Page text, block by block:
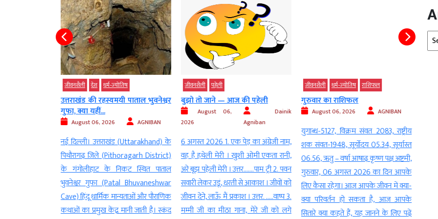
जीवनशैली देश धर्म-ज्‍योतिष
उत्तराखंड की रहस्यमयी पाताल भुवनेश्वर
गुफा, क्या यहीं...
August 06, 2026 AGNIBAN
नई दिल्ली। उत्तराखंड (Uttarakhand) के
पिथौरागढ़ जिले (Pithoragarh District)
के गंगोलीहाट के निकट स्थित पाताल
भुवनेश्वर गुफा (Patal Bhuvaneshwar
Cave) हिंदू धार्मिक मान्यताओं और पौराणिक
कथाओं का प्रमुख केंद्र मानी जाती है। स्कंद
जीवनशैली पहेली
बुझो तो जाने — आज की पहेली
August 06,
2026
Dainik
Agniban
6 अगस्त 2026 1. एक पेड़ का अंग्रेजी नाम,
वह है हथेली मेरी । खुशी ओमी एकता रानी,
अरे बूझ पहेली मेरी । उत्तर…….पाम ट्री 2. पवन
सवारी लेकर उडूं, धरती से आकाश । जीवों को
जीवन देने, लाऊँ मैं प्रकाश । उत्तर. …..वाष्प 3.
मम्मी जी का मीठा गाना, मेरे जी को लगे
जीवनशैली धर्म-ज्‍योतिष राशिफल
गुरुवार का राशिफल
August 06, 2026 AGNIBAN
युगाब्ध-5127, विक्रम संवत 2083, राष्ट्रीय
शक संवत-1948, सूर्योदय 05.34, सूर्यास्त
06.56, ऋतु – वर्षा आषाढ़ कृष्ण पक्ष अष्टमी,
गुरुवार, 06 अगस्त 2026 का दिन आपके
लिए कैसा रहेगा। आज आपके जीवन में क्या-
क्या परिवर्तन हो सकता है, आज आपके
सितारे क्या कहते हैं, यह जानने के लिए पढ़ें